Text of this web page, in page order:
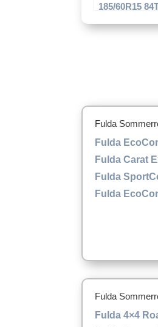
185/60R15
Fulda
Fulda
Fulda Carat
Fulda
Fulda
Fulda
Fulda 4×4